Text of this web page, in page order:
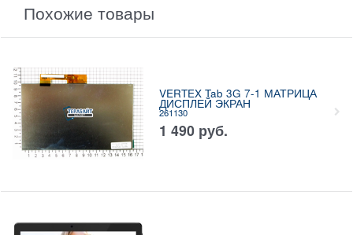
Похожие товары
VERTEX Tab 3G 7-1 МАТРИЦА
ДИСПЛЕЙ ЭКРАН
261130
1 490 руб.